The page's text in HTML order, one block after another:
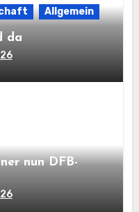
Allgemein
da
nun DFB-